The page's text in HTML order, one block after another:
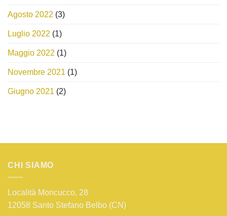
Agosto 2022 (3)
Luglio 2022 (1)
Maggio 2022 (1)
Novembre 2021 (1)
Giugno 2021 (2)
CHI SIAMO
Località Moncucco, 28
12058 Santo Stefano Belbo (CN)